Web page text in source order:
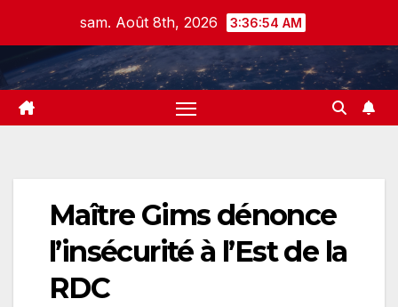
content
sam. Août 8th, 2026 3:36:54 AM
Maître Gims dénonce
l’insécurité à l’Est de la
RDC